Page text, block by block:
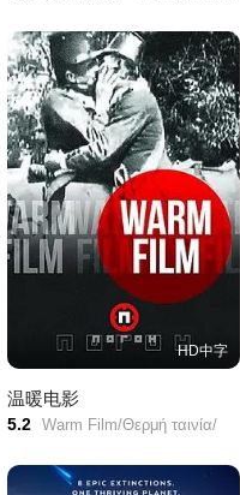
HD中字
温暖电影
5.2 Warm Film/Θερμή ταινία/